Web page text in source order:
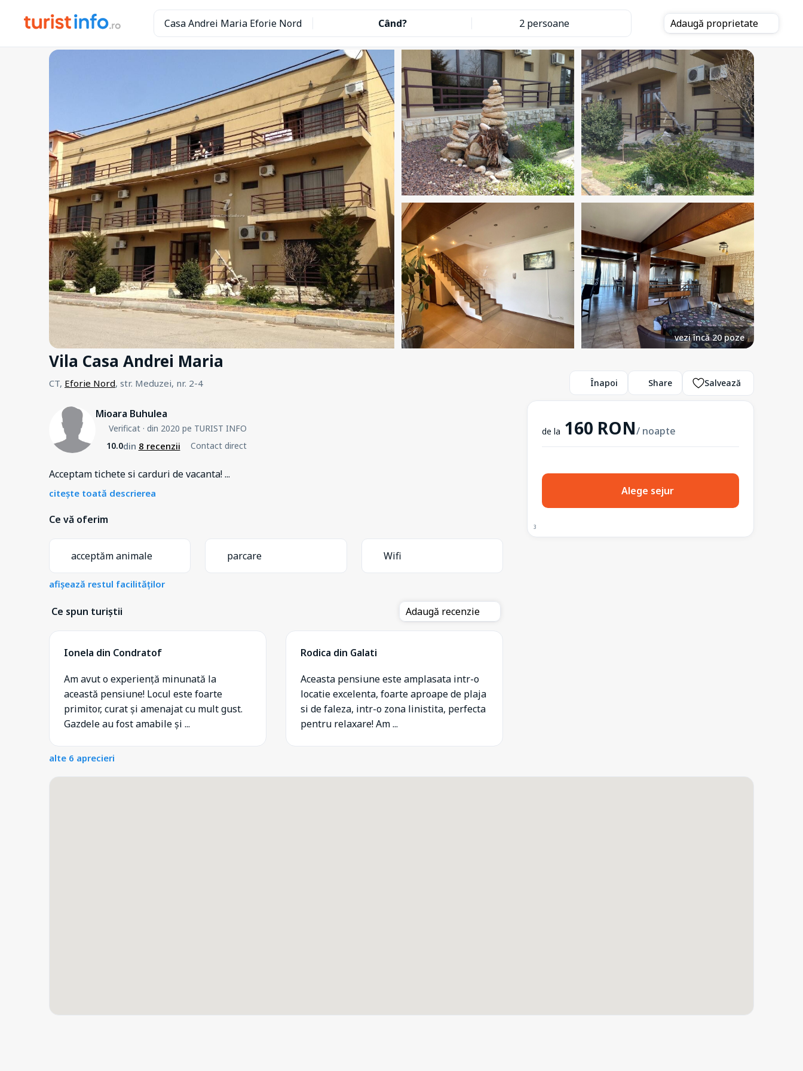
Casa Andrei Maria Eforie Nord Când? 2 persoane Adaugă proprietate
vezi încă 20 poze
Vila Casa Andrei Maria
CT, Eforie Nord, str. Meduzei, nr. 2-4 Înapoi Share Salvează
Mioara Buhulea
Verificat· din 2020 pe TURIST INFO
10.0din 8 recenzii Contact direct
Acceptam tichete si carduri de vacanta!...
citește toată descrierea
Ce vă oferim
acceptăm animale parcare Wifi
afișează restul facilităților
Ce spun turiștii Adaugă recenzie
Ionela din Condratof
Am avut o experiență minunată la
această pensiune! Locul este foarte
primitor, curat și amenajat cu mult gust.
Gazdele au fost amabile și ...
Rodica din Galati
Aceasta pensiune este amplasata intr-o
locatie excelenta, foarte aproape de plaja
si de faleza, intr-o zona linistita, perfecta
pentru relaxare! Am ...
alte 6 aprecieri
de la 160 RON/ noapte
Alege sejur
3